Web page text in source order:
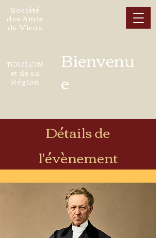
Société
des Amis
du Vieux
TOULON
et de sa
Région
Bienvenu
e
Détails de
l'évènement